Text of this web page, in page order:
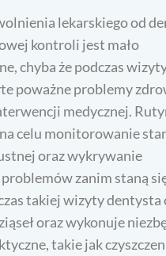
lekarskiego od
kontroli jest mało
chyba że podczas
poważne problemy
medycznej.
celu monitorowanie
oraz wykrywanie
zanim staną
takiej wizyty dentysta
oraz wykonuje
takie jak